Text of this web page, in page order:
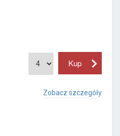
Zobacz szczegóły